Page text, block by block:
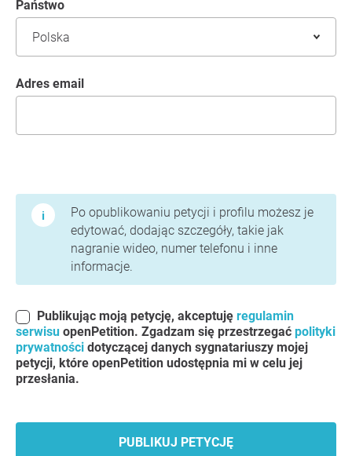
Państwo
Adres email
Po opublikowaniu petycji i profilu możesz je
edytować, dodając szczegóły, takie jak
nagranie wideo, numer telefonu i inne
informacje.
Publikując moją petycję, akceptuję regulamin
serwisu openPetition. Zgadzam się przestrzegać polityki
prywatności dotyczącej danych sygnatariuszy mojej
petycji, które openPetition udostępnia mi w celu jej
przesłania.
PUBLIKUJ PETYCJĘ